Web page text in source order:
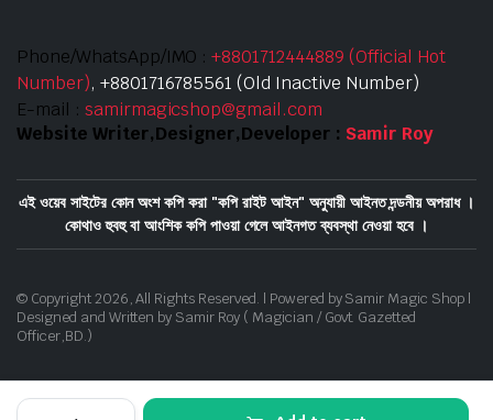
Phone/WhatsApp/IMO : +8801712444889 (Official Hot
Number), +8801716785561 (Old Inactive Number)
E-mail : samirmagicshop@gmail.com
Website Writer,Designer,Developer : Samir Roy
এই ওয়েব সাইটের কোন অংশ কপি করা "কপি রাইট আইন" অনুযায়ী আইনত দন্ডনীয় অপরাধ ।
কোথাও হুবহু বা আংশিক কপি পাওয়া গেলে আইনগত ব্যবস্থা নেওয়া হবে ।
© Copyright 2026, All Rights Reserved. | Powered by Samir Magic Shop |
Designed and Written by Samir Roy ( Magician / Govt. Gazetted
Officer,BD.)
Download App on Mobile